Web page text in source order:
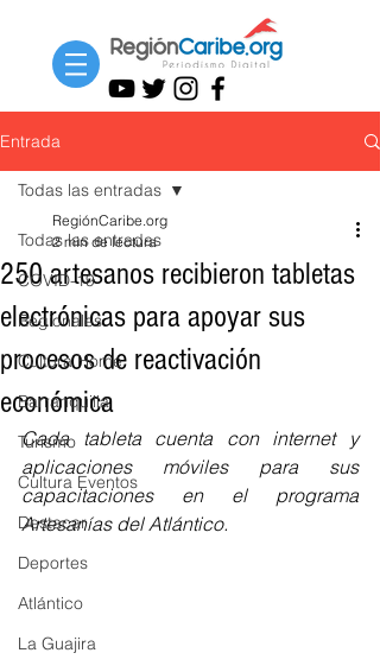
Entrada
Todas las entradas
COVID-19
Regionales
Cultura Home
Barranquilla
Turismo
Cultura Eventos
Destacar
Deportes
Atlántico
La Guajira
Todas las entradas
250 artesanos recibieron tabletas
electrónicas para apoyar sus
procesos de reactivación
económica
RegiónCaribe.org
2 min de lectura
Cada tableta cuenta con internet y
aplicaciones móviles para sus
capacitaciones en el programa
Artesanías del Atlántico.